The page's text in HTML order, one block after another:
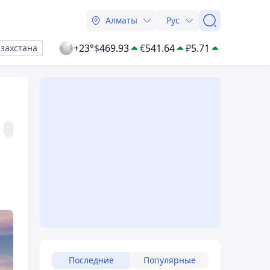
Алматы Рус
+23°$469.93 €541.64 ₽5.71
Последние Популярные